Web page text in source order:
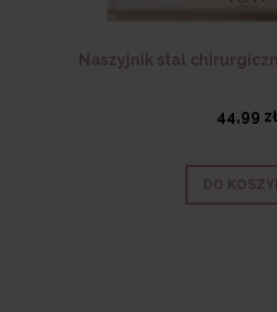
Naszyjnik stal
44,99 zł
DO